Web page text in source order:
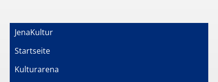
JenaKultur
Startseite
Kulturarena